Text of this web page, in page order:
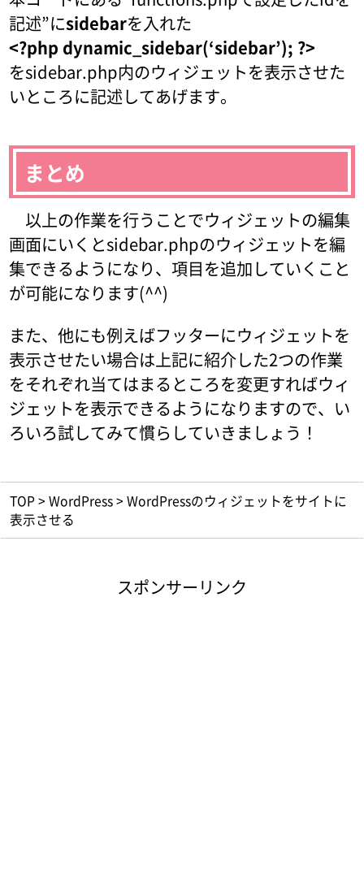
記述”にsidebarを入れた
<?php dynamic_sidebar(‘sidebar’); ?>
をsidebar.php内のウィジェットを表示させた
いところに記述してあげます。
まとめ
以上の作業を行うことでウィジェットの編集
画面にいくとsidebar.phpのウィジェットを編
集できるようになり、項目を追加していくこと
が可能になります(^^)
また、他にも例えばフッターにウィジェットを
表示させたい場合は上記に紹介した2つの作業
をそれぞれ当てはまるところを変更すればウィ
ジェットを表示できるようになりますので、い
ろいろ試してみて慣らしていきましょう！
TOP > WordPress> WordPressのウィジェットをサイトに
表示させる
スポンサーリンク